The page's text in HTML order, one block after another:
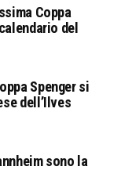
Coppa
del
Spenger si
dell’Ilves
sono la